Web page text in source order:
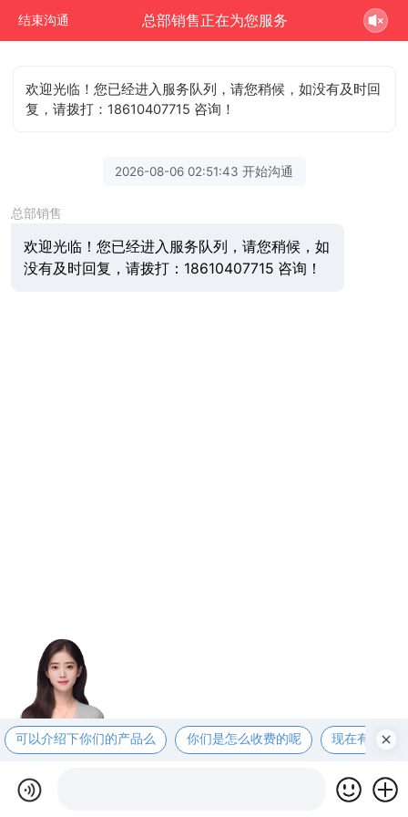
结束沟通 总部销售正在为您服务
欢迎光临！您已经进入服务队列，请您稍候，如没有及时回
复，请拨打：18610407715 咨询！
2026-08-06 02:51:43 开始沟通
总部销售
欢迎光临！您已经进入服务队列，请您稍候，如
没有及时回复，请拨打：18610407715 咨询！
可以介绍下你们的产品么 你们是怎么收费的呢 现在有优惠